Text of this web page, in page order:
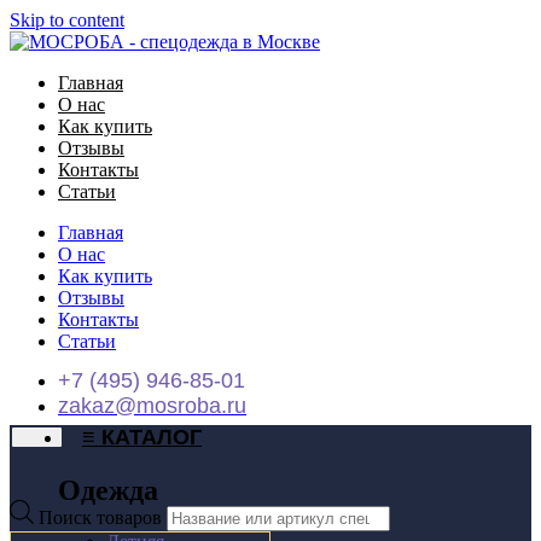
Skip to content
Главная
О нас
Как купить
Отзывы
Контакты
Статьи
Главная
О нас
Как купить
Отзывы
Контакты
Статьи
+7 (495) 946-85-01
zakaz@mosroba.ru
≡ КАТАЛОГ
Одежда
Поиск товаров